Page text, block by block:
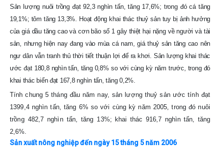
Sản lượng nuôi trồng đạt 92,3 nghìn tấn, tăng 17,6%; trong đó cá tăng
19,1%; tôm tăng 13,3%. Hoạt động khai thác thuỷ sản tuy bị ảnh hưởng
của giá dầu tăng cao và cơn bão số 1 gây thiệt hại nặng về người và tài
sản, nhưng hiện nay đang vào mùa cá nam, giá thuỷ sản tăng cao nên
ngư dân vẫn tranh thủ thời tiết thuận lợi để ra khơi. Sản lượng khai thác
ước đạt 180,8 nghìn tấn, tăng 0,8% so với cùng kỳ năm trước, trong đó
khai thác biển đạt 167,8 nghìn tấn, tăng 0,2%.
Tính chung 5 tháng đầu năm nay, sản lượng thuỷ sản ước tính đạt
1399,4 nghìn tấn, tăng 6% so với cùng kỳ năm 2005, trong đó nuôi
trồng 482,7 nghìn tấn, tăng 13%; khai thác 916,7 nghìn tấn, tăng
2,6%.
Sản xuất nông nghiệp đến ngày 15 tháng 5 năm 2006